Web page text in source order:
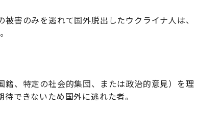
害のみを逃れて国外脱出したウクライナ人は、
、特定の社会的集団、または政治的意見）を理
できないため国外に逃れた者。